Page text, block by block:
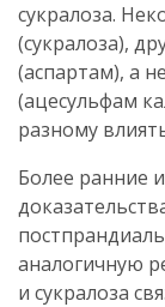
сукралоза.
(сукралоза),
(аспартам), а
(ацесульфам
разному
Более ранние
аналогичную
и сукралоза